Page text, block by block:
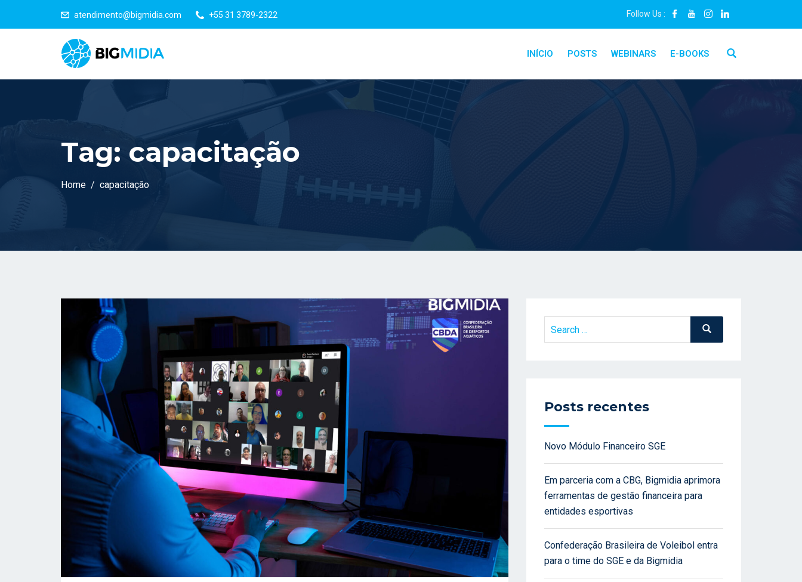
atendimento@bigmidia.com +55 31 3789-2322 Follow Us :
INÍCIO POSTS WEBINARS E-BOOKS
Tag: capacitação
Home capacitação
Search
Search
Posts recentes
Novo Módulo Financeiro SGE
Em parceria com a CBG, Bigmidia aprimora
ferramentas de gestão financeira para
entidades esportivas
Confederação Brasileira de Voleibol entra
para o time do SGE e da Bigmidia